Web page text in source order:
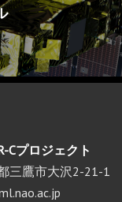
Cプロジェクト
三鷹市大沢2-21-1